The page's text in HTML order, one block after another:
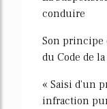
conduire
Son principe
du Code de
« Saisi d'un
infraction